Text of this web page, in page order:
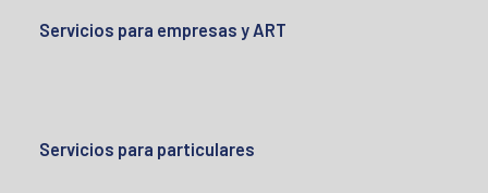
Servicios para empresas y ART
Servicios para particulares